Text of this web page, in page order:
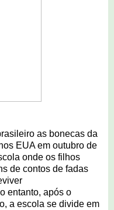
as bonecas da
EUA em outubro de
onde os filhos
de contos de fadas
entanto, após o
a escola se divide em